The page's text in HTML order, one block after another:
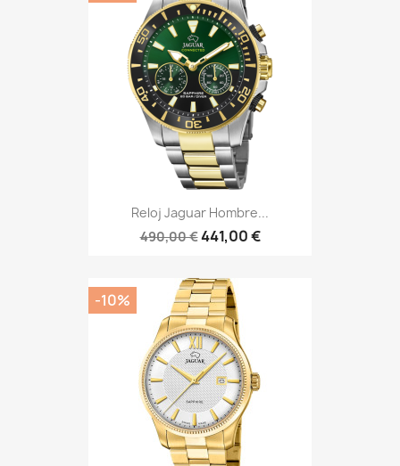
Reloj Jaguar Hombre...
490,00 €441,00 €
-10%